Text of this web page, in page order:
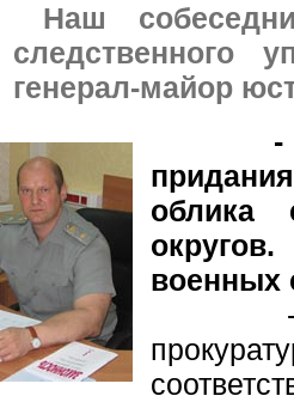
Наш
генерал-майор
-
облика
военных
- Они,